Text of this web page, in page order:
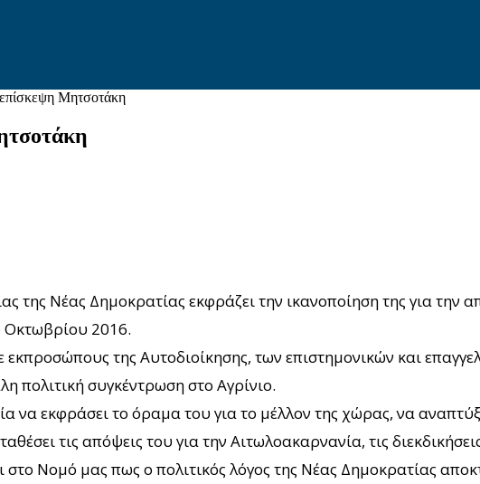
Μητσοτάκη
της Νέας Δημοκρατίας εκφράζει την ικανοποίηση της για την
Οκτωβρίου 2016.
της Αυτοδιοίκησης, των επιστημονικών και
πολιτική συγκέντρωση στο Αγρίνιο.
να εκφράσει το όραμα του για το μέλλον της χώρας, να
τις απόψεις του για την Αιτωλοακαρνανία, τις
στο Νομό μας πως ο πολιτικός λόγος της Νέας Δημοκρατίας